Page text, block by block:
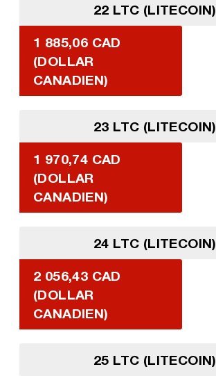
22 LTC (LITECOIN)
1 885,06 CAD
(DOLLAR
CANADIEN)
23 LTC (LITECOIN)
1 970,74 CAD
(DOLLAR
CANADIEN)
24 LTC (LITECOIN)
2 056,43 CAD
(DOLLAR
CANADIEN)
25 LTC (LITECOIN)